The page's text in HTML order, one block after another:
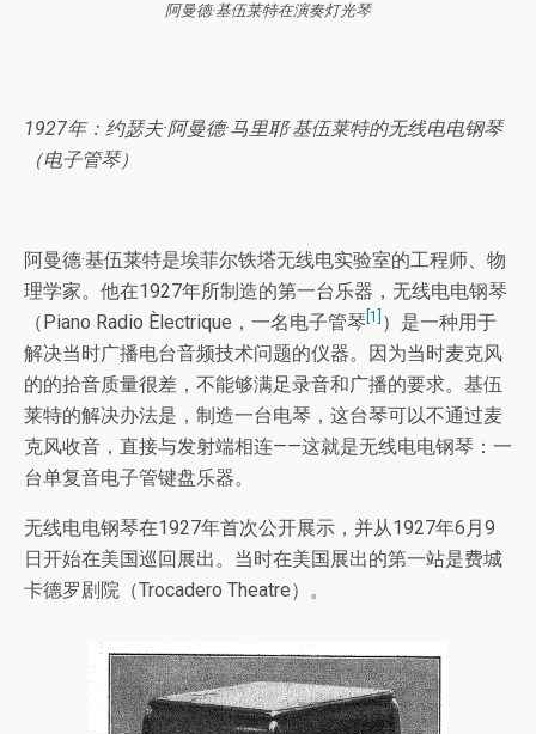
阿曼德·基伍莱特在演奏灯光琴
1927年：约瑟夫·阿曼德·马里耶·基伍莱特的无线电电钢琴
（电子管琴）
阿曼德·基伍莱特是埃菲尔铁塔无线电实验室的工程师、物
理学家。他在1927年所制造的第一台乐器，无线电电钢琴
（Piano Radio Èlectrique，一名电子管琴 [1] ）是一种用于
解决当时广播电台音频技术问题的仪器。因为当时麦克风
的的拾音质量很差，不能够满足录音和广播的要求。基伍
莱特的解决办法是，制造一台电琴，这台琴可以不通过麦
克风收音，直接与发射端相连——这就是无线电电钢琴：一
台单复音电子管键盘乐器。
无线电电钢琴在1927年首次公开展示，并从1927年6月9
日开始在美国巡回展出。当时在美国展出的第一站是费城
卡德罗剧院（Trocadero Theatre）。